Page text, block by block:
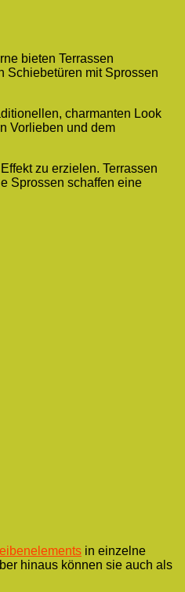
bieten Terrassen
Schiebetüren mit Sprossen
charmanten Look
Vorlieben und dem
zu erzielen. Terrassen
Sprossen schaffen eine
in einzelne
hinaus können sie auch als